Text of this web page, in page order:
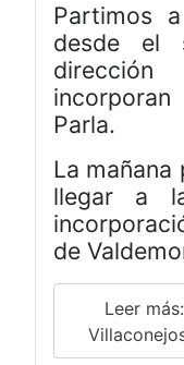
Partimos
desde el
Parla.
La mañana
llegar a
de
Leer